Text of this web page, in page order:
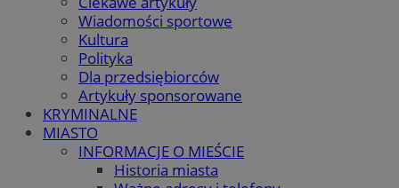
Wiadomości sportowe
Kultura
Polityka
Dla przedsiębiorców
Artykuły sponsorowane
KRYMINALNE
MIASTO
INFORMACJE O MIEŚCIE
Historia miasta